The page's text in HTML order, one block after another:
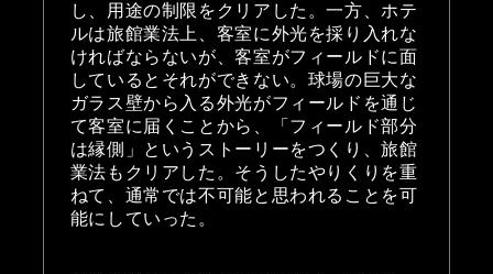
し、用途の制限をクリアした。一方、ホテ
ルは旅館業法上、客室に外光を採り入れな
ければならないが、客室がフィールドに面
しているとそれができない。球場の巨大な
ガラス壁から入る外光がフィールドを通じ
て客室に届くことから、「フィールド部分
は縁側」というストーリーをつくり、旅館
業法もクリアした。そうしたやりくりを重
ねて、通常では不可能と思われることを可
能にしていった。